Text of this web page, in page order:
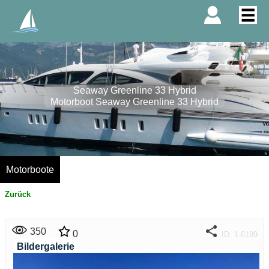
Seaway Greenline 33 Hybrid
Motorboot Seaway Greenline 33 Hybrid
Motorboote
Zurück
350 0 ID: 1-6199
Bildergalerie